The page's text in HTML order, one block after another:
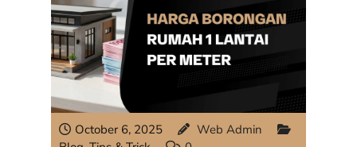
October 6, 2025
Web Admin